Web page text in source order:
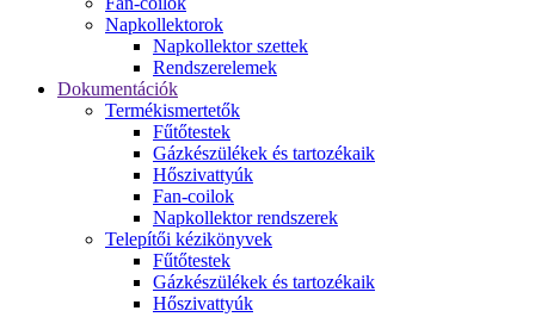
Napkollektorok
Napkollektor szettek
Rendszerelemek
Dokumentációk
Termékismertetők
Fűtőtestek
Gázkészülékek és tartozékaik
Hőszivattyúk
Fan-coilok
Napkollektor rendszerek
Telepítői kézikönyvek
Fűtőtestek
Gázkészülékek és tartozékaik
Hőszivattyúk